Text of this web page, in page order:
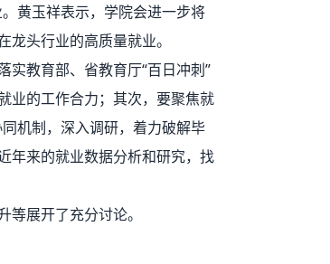
黄玉祥表示，学院会进一步将
头行业的高质量就业。
教育部、省教育厅“百日冲刺”
业的工作合力；其次，要聚焦就
机制，深入调研，着力破解毕
年来的就业数据分析和研究，找
展开了充分讨论。